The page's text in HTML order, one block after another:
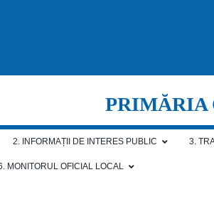
PRIMĂRIA
2. INFORMAȚII DE INTERES PUBLIC 3.
MONITORUL OFICIAL LOCAL